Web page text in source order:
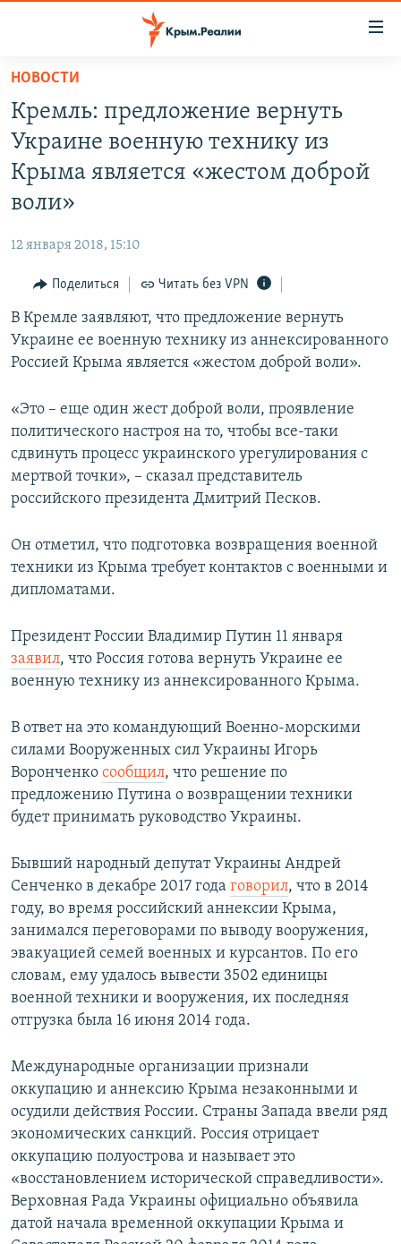
Вернуться
основному
содержанию
Вернутся
главной
Вернутся
поиску
СПЕЦПРОЕКТЫ
ВОДА
ИНТЕРАКТИВ
ИНФОГРАФИКА
ТЕЛЕПРОЕКТ КРЫМ.РЕАЛИИ
СОВЕТЫ ПРАВОЗАЩИТНИКОВ
ПОБЕДИТЕЛЕЙ НЕ СУДЯТ?
КРЫМ.НЕПОКОРЕННЫЙ
ELIFBE
РАДІО СВОБОДА
КАК ОБОЙТИ БЛОКИРОВКУ
Українською
Qırımtatar
ПРИСОЕДИНЯЙТЕСЬ!
Все сайты RFE/RL
НОВОСТИ
Кремль: предложение вернуть
Украине военную технику из
Крыма является «жестом доброй
воли»
12 января 2018, 15:10
Поделиться Читать без VPN
В Кремле заявляют, что предложение вернуть
Украине ее военную технику из аннексированного
Россией Крыма является «жестом доброй воли».
«Это – еще один жест доброй воли, проявление
политического настроя на то, чтобы все-таки
сдвинуть процесс украинского урегулирования с
мертвой точки», – сказал представитель
российского президента Дмитрий Песков.
Он отметил, что подготовка возвращения военной
техники из Крыма требует контактов с военными и
дипломатами.
Президент России Владимир Путин 11 января
заявил, что Россия готова вернуть Украине ее
военную технику из аннексированного Крыма.
В ответ на это командующий Военно-морскими
силами Вооруженных сил Украины Игорь
Воронченко сообщил, что решение по
предложению Путина о возвращении техники
будет принимать руководство Украины.
Бывший народный депутат Украины Андрей
Сенченко в декабре 2017 года говорил, что в 2014
году, во время российский аннексии Крыма,
занимался переговорами по выводу вооружения,
эвакуацией семей военных и курсантов. По его
словам, ему удалось вывести 3502 единицы
военной техники и вооружения, их последняя
отгрузка была 16 июня 2014 года.
Международные организации признали
оккупацию и аннексию Крыма незаконными и
осудили действия России. Страны Запада ввели ряд
экономических санкций. Россия отрицает
оккупацию полуострова и называет это
«восстановлением исторической справедливости».
Верховная Рада Украины официально объявила
датой начала временной оккупации Крыма и